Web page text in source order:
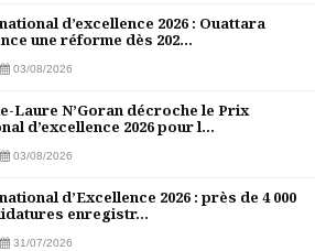
d’excellence 2026 : Ouattara
une réforme dès 202...
03/08/2026
Laure N’Goran décroche le Prix
d’excellence 2026 pour l...
03/08/2026
d’Excellence 2026 : près de 4 000
enregistr...
31/07/2026